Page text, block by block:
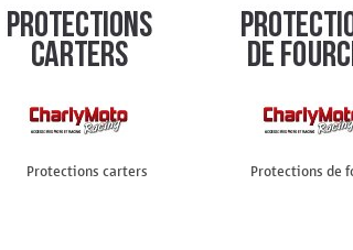
Protections carters Protections de